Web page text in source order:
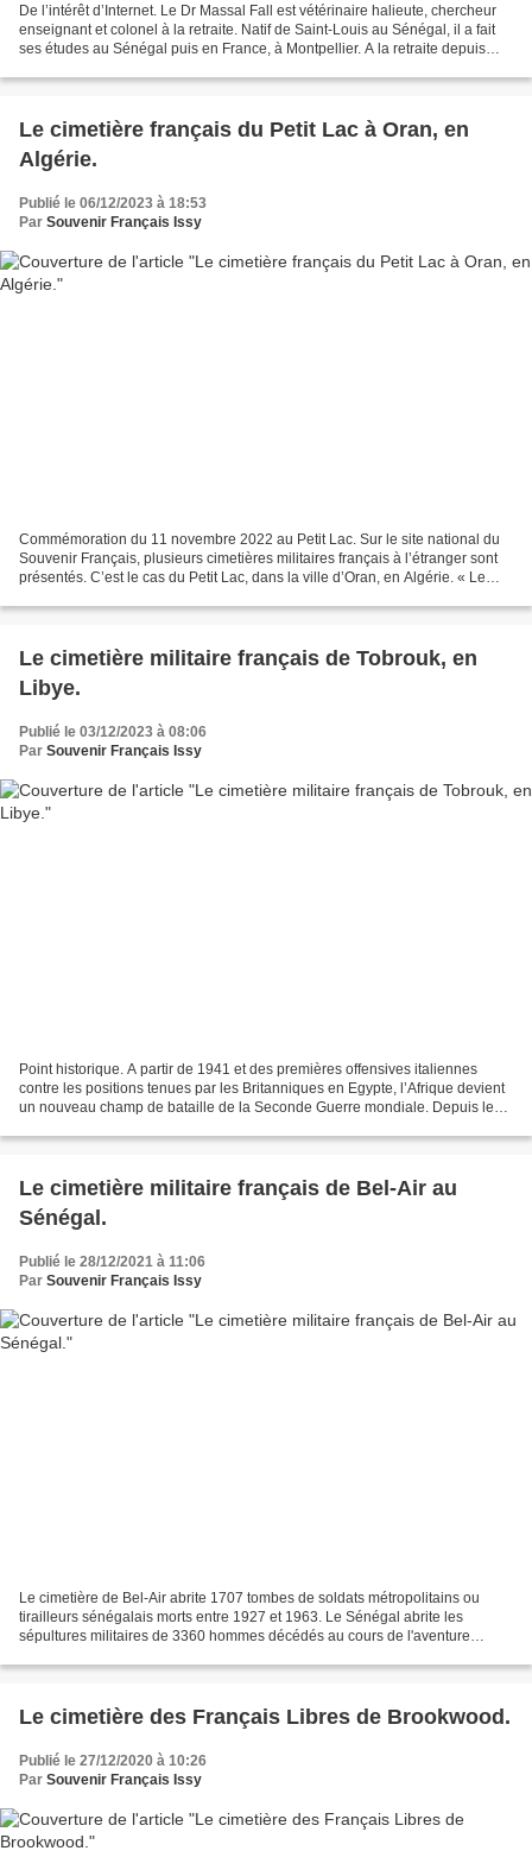
De l’intérêt d’Internet. Le Dr Massal Fall est vétérinaire halieute, chercheur
enseignant et colonel à la retraite. Natif de Saint-Louis au Sénégal, il a fait
ses études au Sénégal puis en France, à Montpellier. A la retraite depuis
Le cimetière français du Petit Lac à Oran, en
Algérie.
Publié le 06/12/2023 à 18:53
Par Souvenir Français Issy
Commémoration du 11 novembre 2022 au Petit Lac. Sur le site national du
Souvenir Français, plusieurs cimetières militaires français à l’étranger sont
présentés. C’est le cas du Petit Lac, dans la ville d’Oran, en Algérie. « Le
Le cimetière militaire français de Tobrouk, en
Libye.
Publié le 03/12/2023 à 08:06
Par Souvenir Français Issy
Point historique. A partir de 1941 et des premières offensives italiennes
contre les positions tenues par les Britanniques en Egypte, l’Afrique devient
un nouveau champ de bataille de la Seconde Guerre mondiale. Depuis le
Le cimetière militaire français de Bel-Air au
Sénégal.
Publié le 28/12/2021 à 11:06
Par Souvenir Français Issy
Le cimetière de Bel-Air abrite 1707 tombes de soldats métropolitains ou
tirailleurs sénégalais morts entre 1927 et 1963. Le Sénégal abrite les
sépultures militaires de 3360 hommes décédés au cours de l'aventure
Le cimetière des Français Libres de Brookwood.
Publié le 27/12/2020 à 10:26
Par Souvenir Français Issy